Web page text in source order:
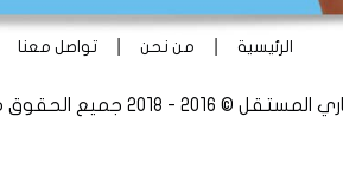
الرئيسية من نحن تواصل معنا
2018 جميع الحقوق محفوظة | تصميم